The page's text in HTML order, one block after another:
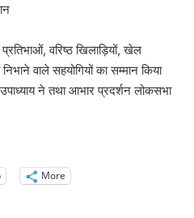
वरिष्ठ खिलाड़ियों, खेल
वाले सहयोगियों का सम्मान किया
ने तथा आभार प्रदर्शन लोकसभा
More